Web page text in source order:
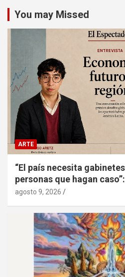
You may Missed
ARTE
“El país necesita
personas que hagan
agosto 9, 2026